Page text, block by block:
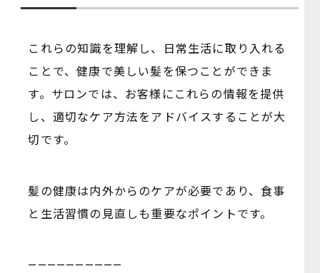
これらの知識を理解し、日常生活に取り入れる
ことで、健康で美しい髪を保つことができま
す。サロンでは、お客様にこれらの情報を提供
し、適切なケア方法をアドバイスすることが大
切です。
髪の健康は内外からのケアが必要であり、食事
と生活習慣の見直しも重要なポイントです。
——————————